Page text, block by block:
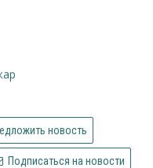
новость
Подписаться на новости